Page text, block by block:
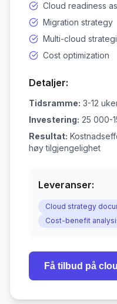
Cloud readiness
Migration strategy
Multi-cloud strategi
Cost optimization
Detaljer:
Tidsramme: 3-12
Investering: 25 000-
Resultat:
høy tilgjengelighet
Leveranser:
Cloud strategy
Cost-benefit
Få tilbud på